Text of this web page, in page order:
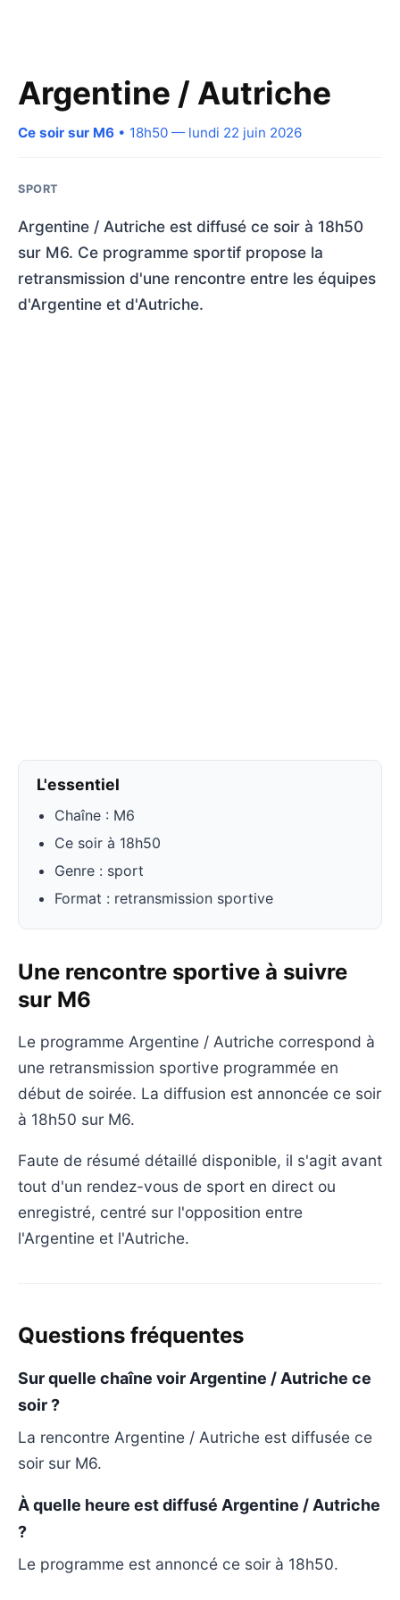
Argentine / Autriche
Ce soir sur M6 • 18h50 — lundi 22 juin 2026
SPORT
Argentine / Autriche est diffusé ce soir à 18h50
sur M6. Ce programme sportif propose la
retransmission d'une rencontre entre les équipes
d'Argentine et d'Autriche.
L'essentiel
Chaîne : M6
Ce soir à 18h50
Genre : sport
Format : retransmission sportive
Une rencontre sportive à suivre
sur M6
Le programme Argentine / Autriche correspond à
une retransmission sportive programmée en
début de soirée. La diffusion est annoncée ce soir
à 18h50 sur M6.
Faute de résumé détaillé disponible, il s'agit avant
tout d'un rendez-vous de sport en direct ou
enregistré, centré sur l'opposition entre
l'Argentine et l'Autriche.
Questions fréquentes
Sur quelle chaîne voir Argentine / Autriche ce
soir ?
La rencontre Argentine / Autriche est diffusée ce
soir sur M6.
À quelle heure est diffusé Argentine / Autriche
?
Le programme est annoncé ce soir à 18h50.